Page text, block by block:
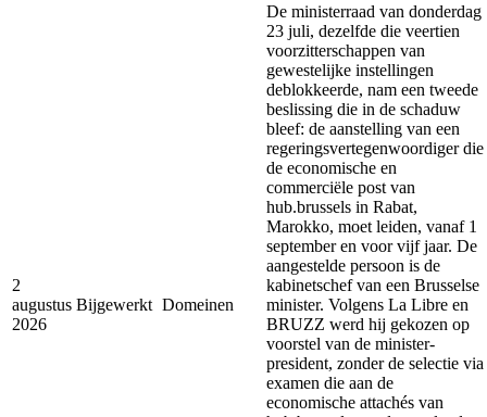
2
augustus
2026
Bijgewerkt Domeinen
De ministerraad van donderdag
23 juli, dezelfde die veertien
voorzitterschappen van
gewestelijke instellingen
deblokkeerde, nam een tweede
beslissing die in de schaduw
bleef: de aanstelling van een
regeringsvertegenwoordiger die
de economische en
commerciële post van
hub.brussels in Rabat,
Marokko, moet leiden, vanaf 1
september en voor vijf jaar. De
aangestelde persoon is de
kabinetschef van een Brusselse
minister. Volgens La Libre en
BRUZZ werd hij gekozen op
voorstel van de minister-
president, zonder de selectie via
examen die aan de
economische attachés van